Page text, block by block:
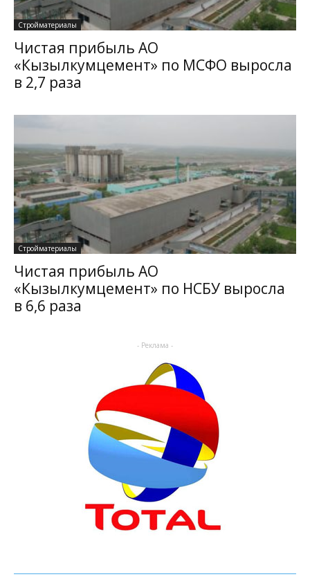
Стройматериалы
Чистая прибыль АО
«Кызылкумцемент» по МСФО выросла
в 2,7 раза
Стройматериалы
Чистая прибыль АО
«Кызылкумцемент» по НСБУ выросла
в 6,6 раза
- Реклама -